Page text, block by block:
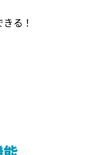
る！